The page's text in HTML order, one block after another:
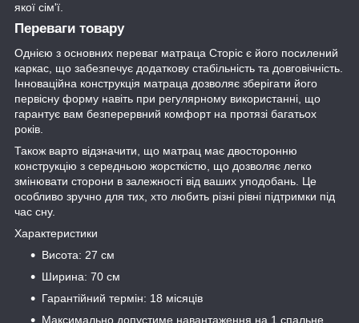
якої сім'ї.
Переваги товару
Однією з основних переваг матраца Сторіс є його посилений
каркас, що забезпечує додаткову стабільність та довговічність.
Інноваційна конструкція матраца дозволяє зберігати його
первісну форму навіть при регулярному використанні, що
гарантує вам безперервний комфорт на протязі багатьох
років.
Також варто відзначити, що матрац має двосторонню
конструкцію з середньою жорсткістю, що дозволяє легко
змінювати сторони в залежності від ваших уподобань. Це
особливо зручно для тих, хто любить різні рівні підтримки під
час сну.
Характеристики
Висота: 27 см
Ширина: 70 см
Гарантійний термін: 18 місяців
Максимально допустиме навантаження на 1 спальне